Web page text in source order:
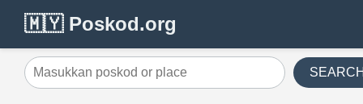
🇲🇾 Poskod.org